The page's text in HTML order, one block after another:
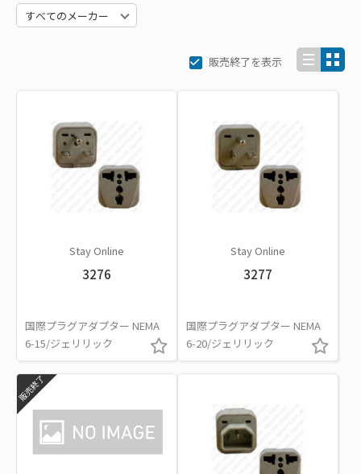
販売終了を表示
Stay Online
3276
国際プラグアダプター NEMA
6-15/ジェリリック
Stay Online
3277
国際プラグアダプター NEMA
6-20/ジェリリック
販売終了